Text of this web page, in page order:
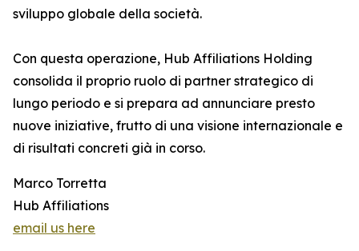
sviluppo globale della società.
Con questa operazione, Hub Affiliations Holding
consolida il proprio ruolo di partner strategico di
lungo periodo e si prepara ad annunciare presto
nuove iniziative, frutto di una visione internazionale e
di risultati concreti già in corso.
Marco Torretta
Hub Affiliations
email us here